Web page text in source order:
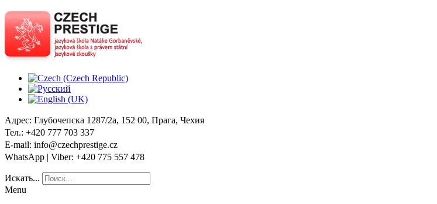
Адрес: Глубочепска 1287/2a, 152 00, Прага, Чехия
Тел.: +420 777 703 337
E-mail: info@czechprestige.cz
WhatsApp | Viber: +420 775 557 478
Искать...
Menu